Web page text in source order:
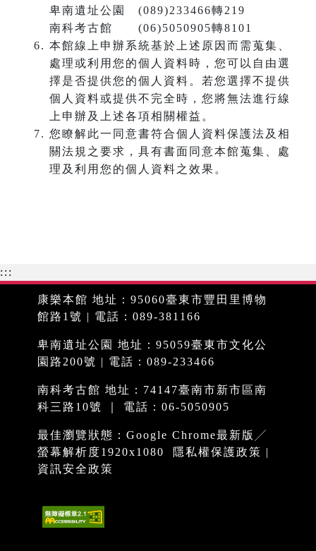
卑南遺址公園 (089)233466轉219
南科考古館 (06)5050905轉8101
本館線上申辦系統基於上述原因而需蒐集、
處理或利用您的個人資料時，您可以自由選
擇是否提供您的個人資料。若您選擇不提供
個人資料或提供不完全時，您將無法進行線
上申辦及上述各項相關權益。
您瞭解此一同意書符合個人資料保護法及相
關法規之要求，具有書面同意本館蒐集、處
理及利用您的個人資料之效果。
:::
康樂本館 地址：95060臺東市豐田里博物
館路1號 | 電話：089-381166
卑南遺址公園 地址：95059臺東市文化公
園路200號 | 電話：089-233466
南科考古館 地址：74147臺南市新市區南
科三路10號 ｜ 電話：06-5050905
最佳瀏覽狀態：Google Chrome最新版╱
螢幕解析度1920x1080
隱私權保護政策 |
資訊安全政策